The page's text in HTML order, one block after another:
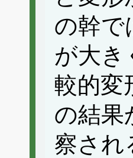
の幹で
が大き
較的変
の結果
察され